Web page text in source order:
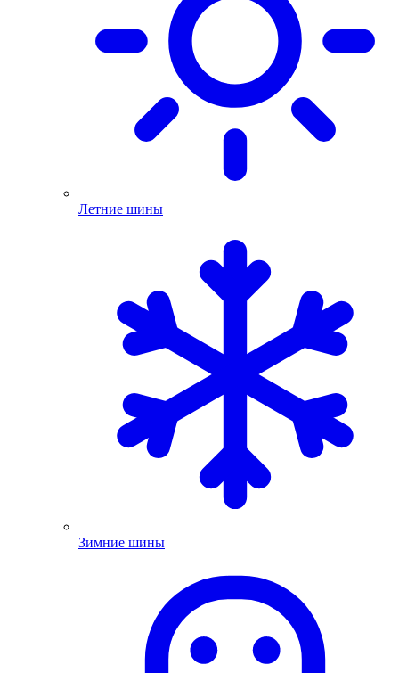
Летние шины
Зимние шины